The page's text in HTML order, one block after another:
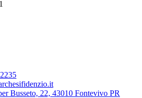
Busseto, 22, 43010 Fontevivo PR